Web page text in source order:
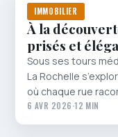
IMMOBILIER
À la
prisés et
Sous ses tours
La Rochelle
où chaque rue
6 AVR 2026·12 MIN